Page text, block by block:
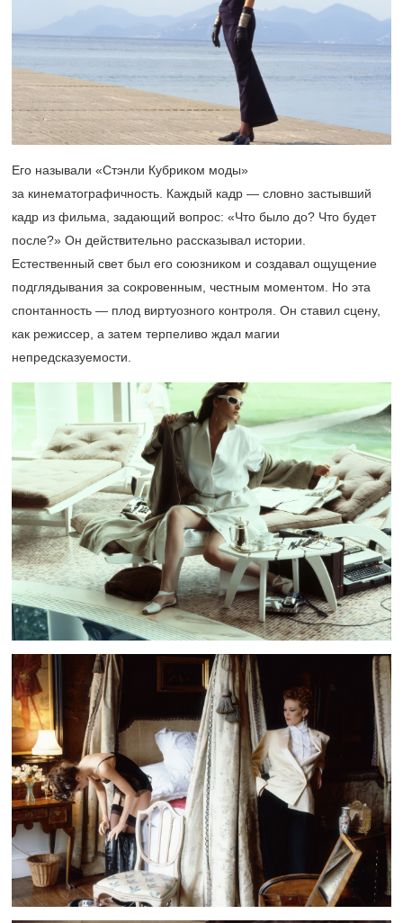
Его называли «Стэнли Кубриком моды»
за кинематографичность. Каждый кадр — словно застывший
кадр из фильма, задающий вопрос: «Что было до? Что будет
после?» Он действительно рассказывал истории.
Естественный свет был его союзником и создавал ощущение
подглядывания за сокровенным, честным моментом. Но эта
спонтанность — плод виртуозного контроля. Он ставил сцену,
как режиссер, а затем терпеливо ждал магии
непредсказуемости.